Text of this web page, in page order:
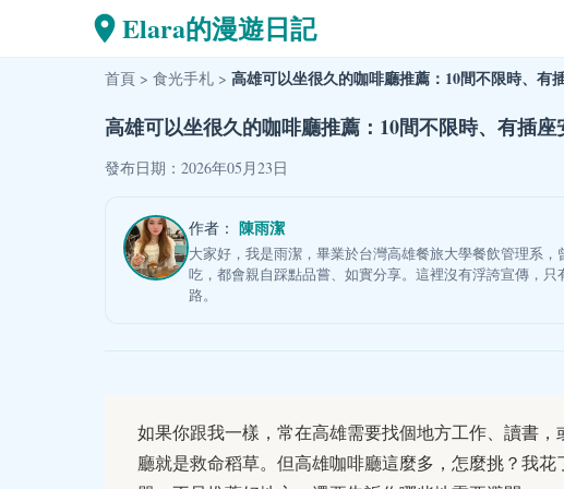
Elara的漫遊日記
首頁 > 食光手札 > 高雄可以坐很久的咖啡廳推薦：10間不限時、有
高雄可以坐很久的咖啡廳推薦：10間不限時、有插座
發布日期：2026年05月23日
作者： 陳雨潔
大家好，我是雨潔，畢業於台灣高雄餐旅大學餐飲管理系
吃，都會親自踩點品嘗、如實分享。這裡沒有浮誇宣傳，
路。
如果你跟我一樣，常在高雄需要找個地方工作、讀書
廳就是救命稻草。但高雄咖啡廳這麼多，怎麼挑？我